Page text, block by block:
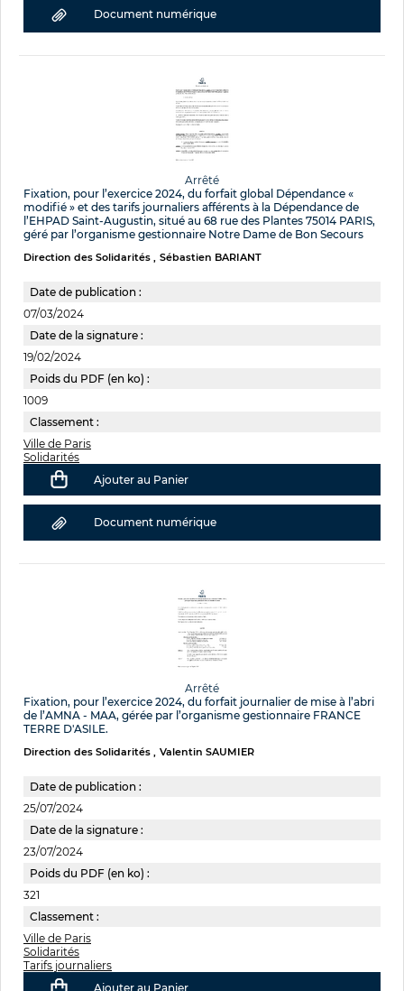
Document numérique
Arrêté
Fixation, pour l’exercice 2024, du forfait global Dépendance «
modifié » et des tarifs journaliers afférents à la Dépendance de
l’EHPAD Saint-Augustin, situé au 68 rue des Plantes 75014 PARIS,
géré par l’organisme gestionnaire Notre Dame de Bon Secours
Direction des Solidarités Sébastien BARIANT
Date de publication :
07/03/2024
Date de la signature :
19/02/2024
Poids du PDF (en ko) :
1009
Classement :
Ville de Paris
Solidarités
Ajouter au Panier
Document numérique
Arrêté
Fixation, pour l’exercice 2024, du forfait journalier de mise à l’abri
de l’AMNA - MAA, gérée par l’organisme gestionnaire FRANCE
TERRE D'ASILE.
Direction des Solidarités Valentin SAUMIER
Date de publication :
25/07/2024
Date de la signature :
23/07/2024
Poids du PDF (en ko) :
321
Classement :
Ville de Paris
Solidarités
Tarifs journaliers
Ajouter au Panier